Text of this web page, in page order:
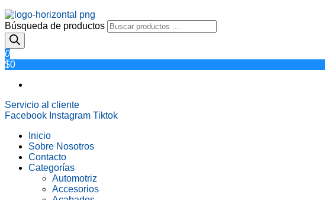
Búsqueda de productos
0
$0
Servicio al cliente
Facebook Instagram Tiktok
Inicio
Sobre Nosotros
Contacto
Categorías
Automotriz
Accesorios